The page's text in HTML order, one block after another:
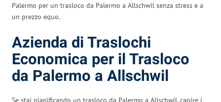
Palermo per un trasloco da Palermo a Allschwil senza stress e a
un prezzo equo.
Azienda di Traslochi
Economica per il Trasloco
da Palermo a Allschwil
Se stai pianificando un trasloco da Palermo a Allschwil, capire i